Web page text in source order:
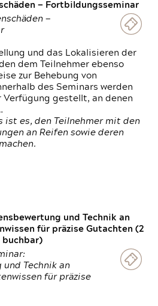
— Fortbildungsseminar
—
und das Lokalisieren der
dem Teilnehmer ebenso
zur Behebung von
des Seminars werden
Verfügung gestellt, an denen
ist es, den Teilnehmer mit den
an Reifen sowie deren
und Technik an
für präzise Gutachten (2
buchbar)
und Technik an
für präzise